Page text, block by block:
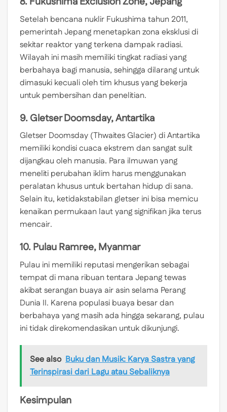
Setelah bencana nuklir Fukushima tahun 2011,
pemerintah Jepang menetapkan zona eksklusi di
sekitar reaktor yang terkena dampak radiasi.
Wilayah ini masih memiliki tingkat radiasi yang
berbahaya bagi manusia, sehingga dilarang untuk
dimasuki kecuali oleh tim khusus yang bekerja
untuk pembersihan dan penelitian.
9. Gletser Doomsday, Antartika
Gletser Doomsday (Thwaites Glacier) di Antartika
memiliki kondisi cuaca ekstrem dan sangat sulit
dijangkau oleh manusia. Para ilmuwan yang
meneliti perubahan iklim harus menggunakan
peralatan khusus untuk bertahan hidup di sana.
Selain itu, ketidakstabilan gletser ini bisa memicu
kenaikan permukaan laut yang signifikan jika terus
mencair.
10. Pulau Ramree, Myanmar
Pulau ini memiliki reputasi mengerikan sebagai
tempat di mana ribuan tentara Jepang tewas
akibat serangan buaya air asin selama Perang
Dunia II. Karena populasi buaya besar dan
berbahaya yang masih ada hingga sekarang, pulau
ini tidak direkomendasikan untuk dikunjungi.
See also Buku dan Musik: Karya Sastra yang
Terinspirasi dari Lagu atau Sebaliknya
Kesimpulan